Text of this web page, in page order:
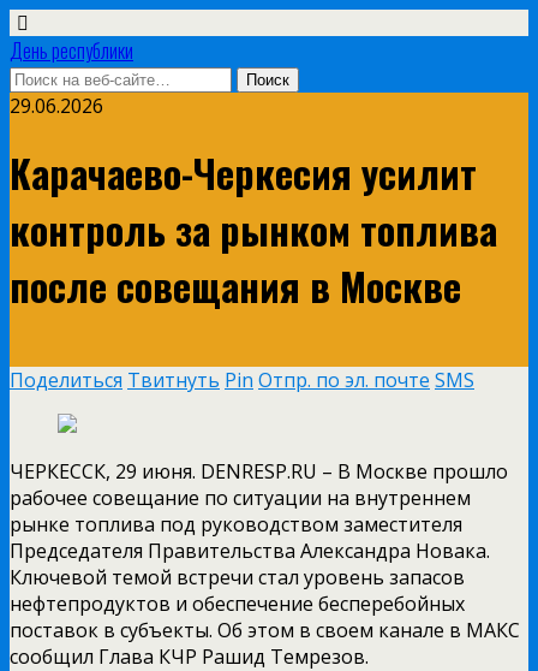
День республики
29.06.2026
Карачаево-Черкесия усилит
контроль за рынком топлива
после совещания в Москве
Поделиться Твитнуть Pin Отпр. по эл. почте SMS
ЧЕРКЕССК, 29 июня. DENRESP.RU – В Москве прошло
рабочее совещание по ситуации на внутреннем
рынке топлива под руководством заместителя
Председателя Правительства Александра Новака.
Ключевой темой встречи стал уровень запасов
нефтепродуктов и обеспечение бесперебойных
поставок в субъекты. Об этом в своем канале в МАКС
сообщил Глава КЧР Рашид Темрезов.